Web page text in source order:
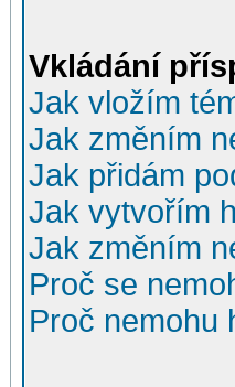
Vkládání
Jak vložím
Jak změním
Jak přidám
Jak vytvořím
Jak změním
Proč se
Proč nemohu